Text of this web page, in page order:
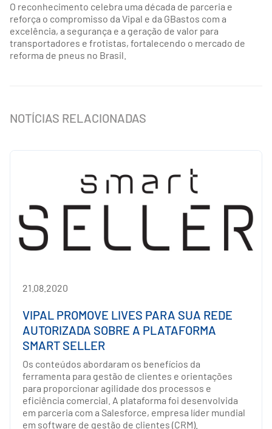
O reconhecimento celebra uma década de parceria e
reforça o compromisso da Vipal e da GBastos com a
excelência, a segurança e a geração de valor para
transportadores e frotistas, fortalecendo o mercado de
reforma de pneus no Brasil.
NOTÍCIAS RELACIONADAS
21.08.2020
VIPAL PROMOVE LIVES PARA SUA REDE
AUTORIZADA SOBRE A PLATAFORMA
SMART SELLER
Os conteúdos abordaram os benefícios da
ferramenta para gestão de clientes e orientações
para proporcionar agilidade dos processos e
eficiência comercial. A plataforma foi desenvolvida
em parceria com a Salesforce, empresa líder mundial
em software de gestão de clientes (CRM).